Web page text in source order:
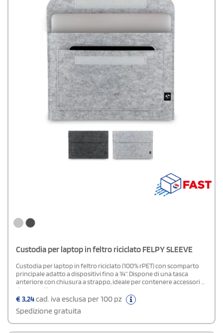
Custodia per laptop in feltro riciclato FELPY SLEEVE
Custodia per laptop in feltro riciclato (100% rPET) con scomparto
principale adatto a dispositivi fino a 14". Dispone di una tasca
anteriore con chiusura a strappo, ideale per contenere accessori o
documenti.
€3,24cad. iva esclusa per 100 pz
Spedizione gratuita